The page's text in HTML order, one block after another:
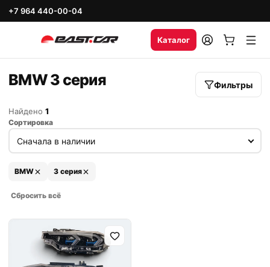
+7 964 440-00-04
Каталог
BMW 3 серия Фильтры
Найдено 1
Сортировка
BMW 3 серия
Сбросить всё